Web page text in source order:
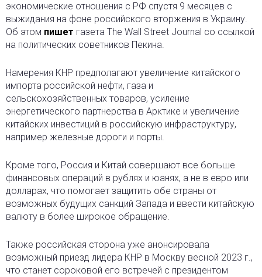
экономические отношения с РФ спустя 9 месяцев с
выжидания на фоне российского вторжения в Украину.
Об этом пишет газета The Wall Street Journal со ссылкой
на политических советников Пекина.
Намерения КНР предполагают увеличение китайского
импорта российской нефти, газа и
сельскохозяйственных товаров, усиление
энергетического партнерства в Арктике и увеличение
китайских инвестиций в российскую инфраструктуру,
например железные дороги и порты.
Кроме того, Россия и Китай совершают все больше
финансовых операций в рублях и юанях, а не в евро или
долларах, что помогает защитить обе страны от
возможных будущих санкций Запада и ввести китайскую
валюту в более широкое обращение.
Также российская сторона уже анонсировала
возможный приезд лидера КНР в Москву весной 2023 г.,
что станет сороковой его встречей с президентом